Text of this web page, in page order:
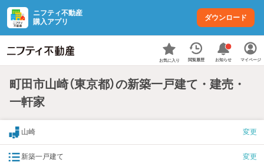
ニフティ不動産
購入アプリ
ダウンロード
お気に入り 閲覧履歴 お知らせ マイページ
町田市山崎（東京都）の新築一戸建て・建売・
一軒家
山崎 変更
新築一戸建て 変更